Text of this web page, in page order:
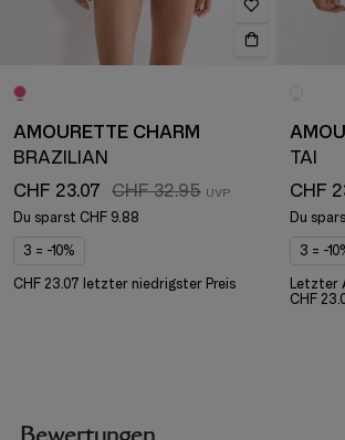
AMOURETTE CHARM
BRAZILIAN
CHF 23.07
CHF 32.95
Du sparst CHF 9.88
3 = -10%
CHF 23.07 letzter niedrigster Preis
TAI
CHF
Du
3 = -
Letzter
CHF